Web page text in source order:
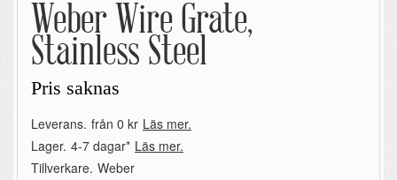
Weber Wire Grate,
Stainless Steel
Pris saknas
Leverans. från 0 kr Läs mer.
Lager. 4-7 dagar* Läs mer.
Tillverkare. Weber